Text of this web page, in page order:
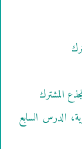
القرية، الدرس السابع